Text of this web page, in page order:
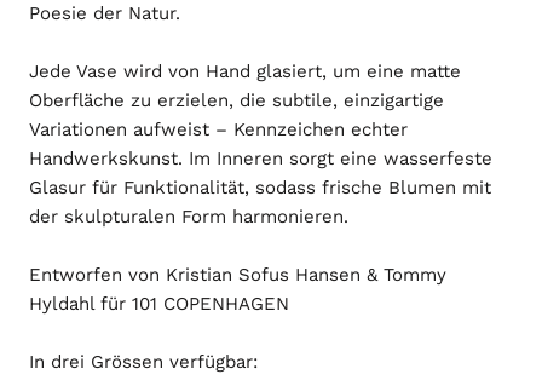
Poesie der Natur.
Jede Vase wird von Hand glasiert, um eine matte
Oberfläche zu erzielen, die subtile, einzigartige
Variationen aufweist – Kennzeichen echter
Handwerkskunst. Im Inneren sorgt eine wasserfeste
Glasur für Funktionalität, sodass frische Blumen mit
der skulpturalen Form harmonieren.
Entworfen von Kristian Sofus Hansen & Tommy
Hyldahl für 101 COPENHAGEN
In drei Grössen verfügbar: